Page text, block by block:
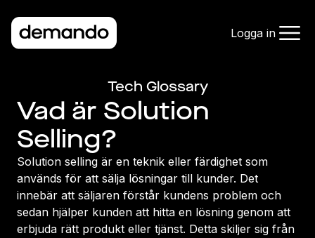
Logga in
Tech Glossary
Vad är Solution
Selling?
Solution selling är en teknik eller färdighet som
används för att sälja lösningar till kunder. Det
innebär att säljaren förstår kundens problem och
sedan hjälper kunden att hitta en lösning genom att
erbjuda rätt produkt eller tjänst. Detta skiljer sig från